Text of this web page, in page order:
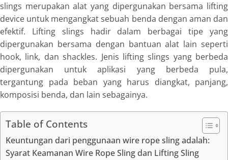
slings merupakan alat yang dipergunakan bersama lifting
device untuk mengangkat sebuah benda dengan aman dan
efektif. Lifting slings hadir dalam berbagai tipe yang
dipergunakan bersama dengan bantuan alat lain seperti
hook, link, danshackles. Jenis lifting slings yang berbeda
dipergunakan untuk aplikasi yang berbeda pula,
tergantung pada beban yang harus diangkat, panjang,
komposisi benda, dan lain sebagainya.
Table of Contents
Keuntungan dari penggunaan wire rope sling adalah:
Syarat Keamanan Wire Rope Sling dan Lifting Sling